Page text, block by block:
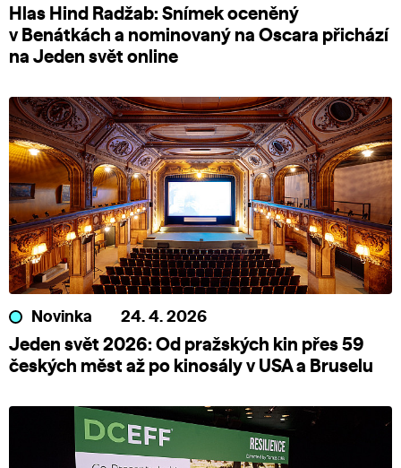
Hlas Hind Radžab: Snímek oceněný
v Benátkách a nominovaný na Oscara přichází
na Jeden svět online
Novinka 24. 4. 2026
Jeden svět 2026: Od pražských kin přes 59
českých měst až po kinosály v USA a Bruselu